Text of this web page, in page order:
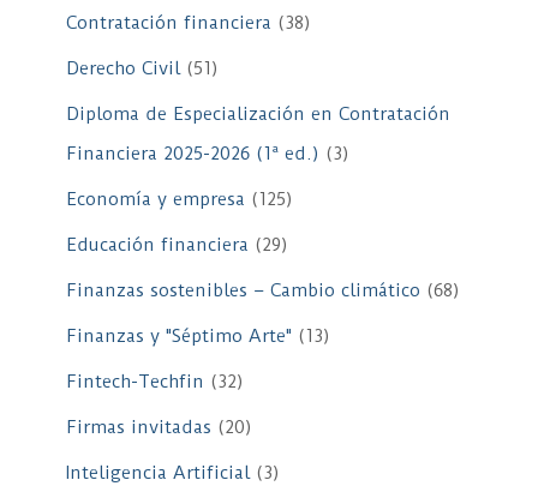
Contratación financiera (38)
Derecho Civil(51)
Diploma de Especialización en Contratación
Financiera 2025-2026 (1ª ed.) (3)
Economía y empresa (125)
Educación financiera (29)
Finanzas sostenibles – Cambio climático (68)
Finanzas y "Séptimo Arte" (13)
Fintech-Techfin (32)
Firmas invitadas (20)
Inteligencia Artificial(3)